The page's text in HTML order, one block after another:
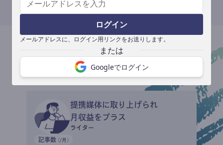
ログイン
メールアドレスに、ログイン用リンクをお送りします。
Googleでログイン
収益イメージ
提携媒体に取り上げられ
月収益をプラス
ライター
記事数 (/月)